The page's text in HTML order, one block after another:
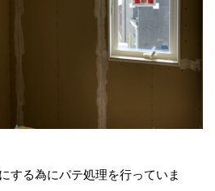
する為にパテ処理を行っていま